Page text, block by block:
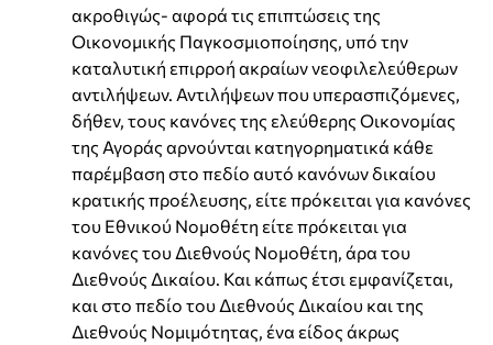
ακροθιγώς- αφορά τις επιπτώσεις της
Οικονομικής Παγκοσμιοποίησης, υπό την
καταλυτική επιρροή ακραίων νεοφιλελεύθερων
αντιλήψεων. Αντιλήψεων που υπερασπιζόμενες,
δήθεν, τους κανόνες της ελεύθερης Οικονομίας
της Αγοράς αρνούνται κατηγορηματικά κάθε
παρέμβαση στο πεδίο αυτό κανόνων δικαίου
κρατικής προέλευσης, είτε πρόκειται για κανόνες
του Εθνικού Νομοθέτη είτε πρόκειται για
κανόνες του Διεθνούς Νομοθέτη, άρα του
Διεθνούς Δικαίου. Και κάπως έτσι εμφανίζεται,
και στο πεδίο του Διεθνούς Δικαίου και της
Διεθνούς Νομιμότητας, ένα είδος άκρως